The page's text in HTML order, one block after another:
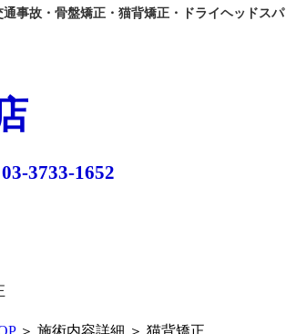
故・骨盤矯正・猫背矯正・ドライヘッドスパ
3733-1652
＞ 施術内容詳細 ＞ 猫背矯正